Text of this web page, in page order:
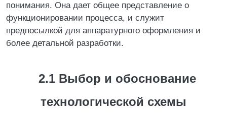
понимания. Она дает общее представление о
функционировании процесса, и служит
предпосылкой для аппаратурного оформления и
более детальной разработки.
2.1 Выбор и обоснование
технологической схемы